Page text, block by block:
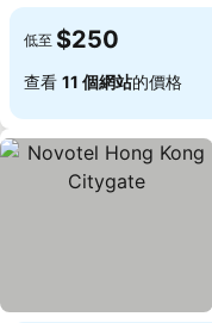
低至 $250
查看 11 個網站的價格